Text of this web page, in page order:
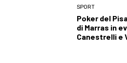
SPORT
Poker del
di Marras in
Canestrelli e